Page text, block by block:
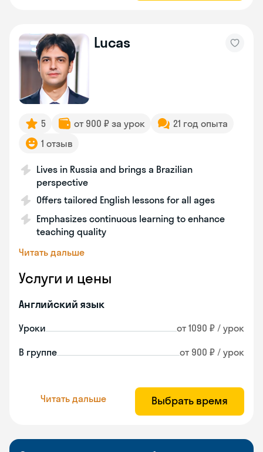
Lucas
5 от 900 ₽ за урок
21 год опыта
1 отзыв
Lives in Russia and brings a Brazilian
perspective
Offers tailored English lessons for all ages
Emphasizes continuous learning to enhance
teaching quality
Читать дальше
Услуги и цены
Английский язык
Уроки от 1090 ₽ / урок
В группе от 900 ₽ / урок
Читать дальше Выбрать время